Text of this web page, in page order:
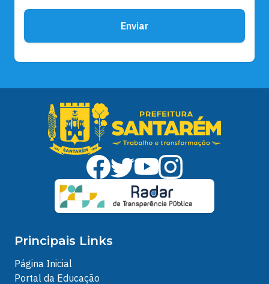
Enviar
Principais Links
Página Inicial
Portal da Educação